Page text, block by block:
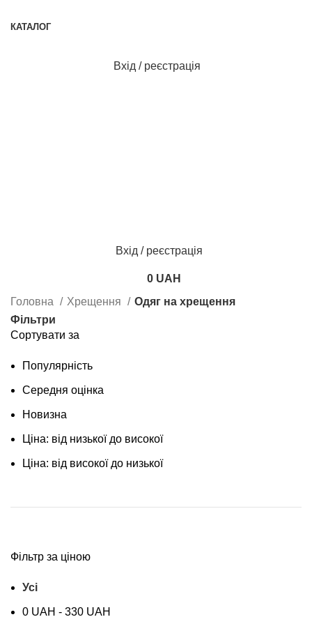
КАТАЛОГ
Вхід / реєстрація
Вхід / реєстрація
0 UAH
Головна
Хрещення
Одяг на хрещення
Фільтри
Сортувати за
Популярність
Середня оцінка
Новизна
Ціна: від низької до високої
Ціна: від високої до низької
Фільтр за ціною
Усі
0 UAH - 330 UAH